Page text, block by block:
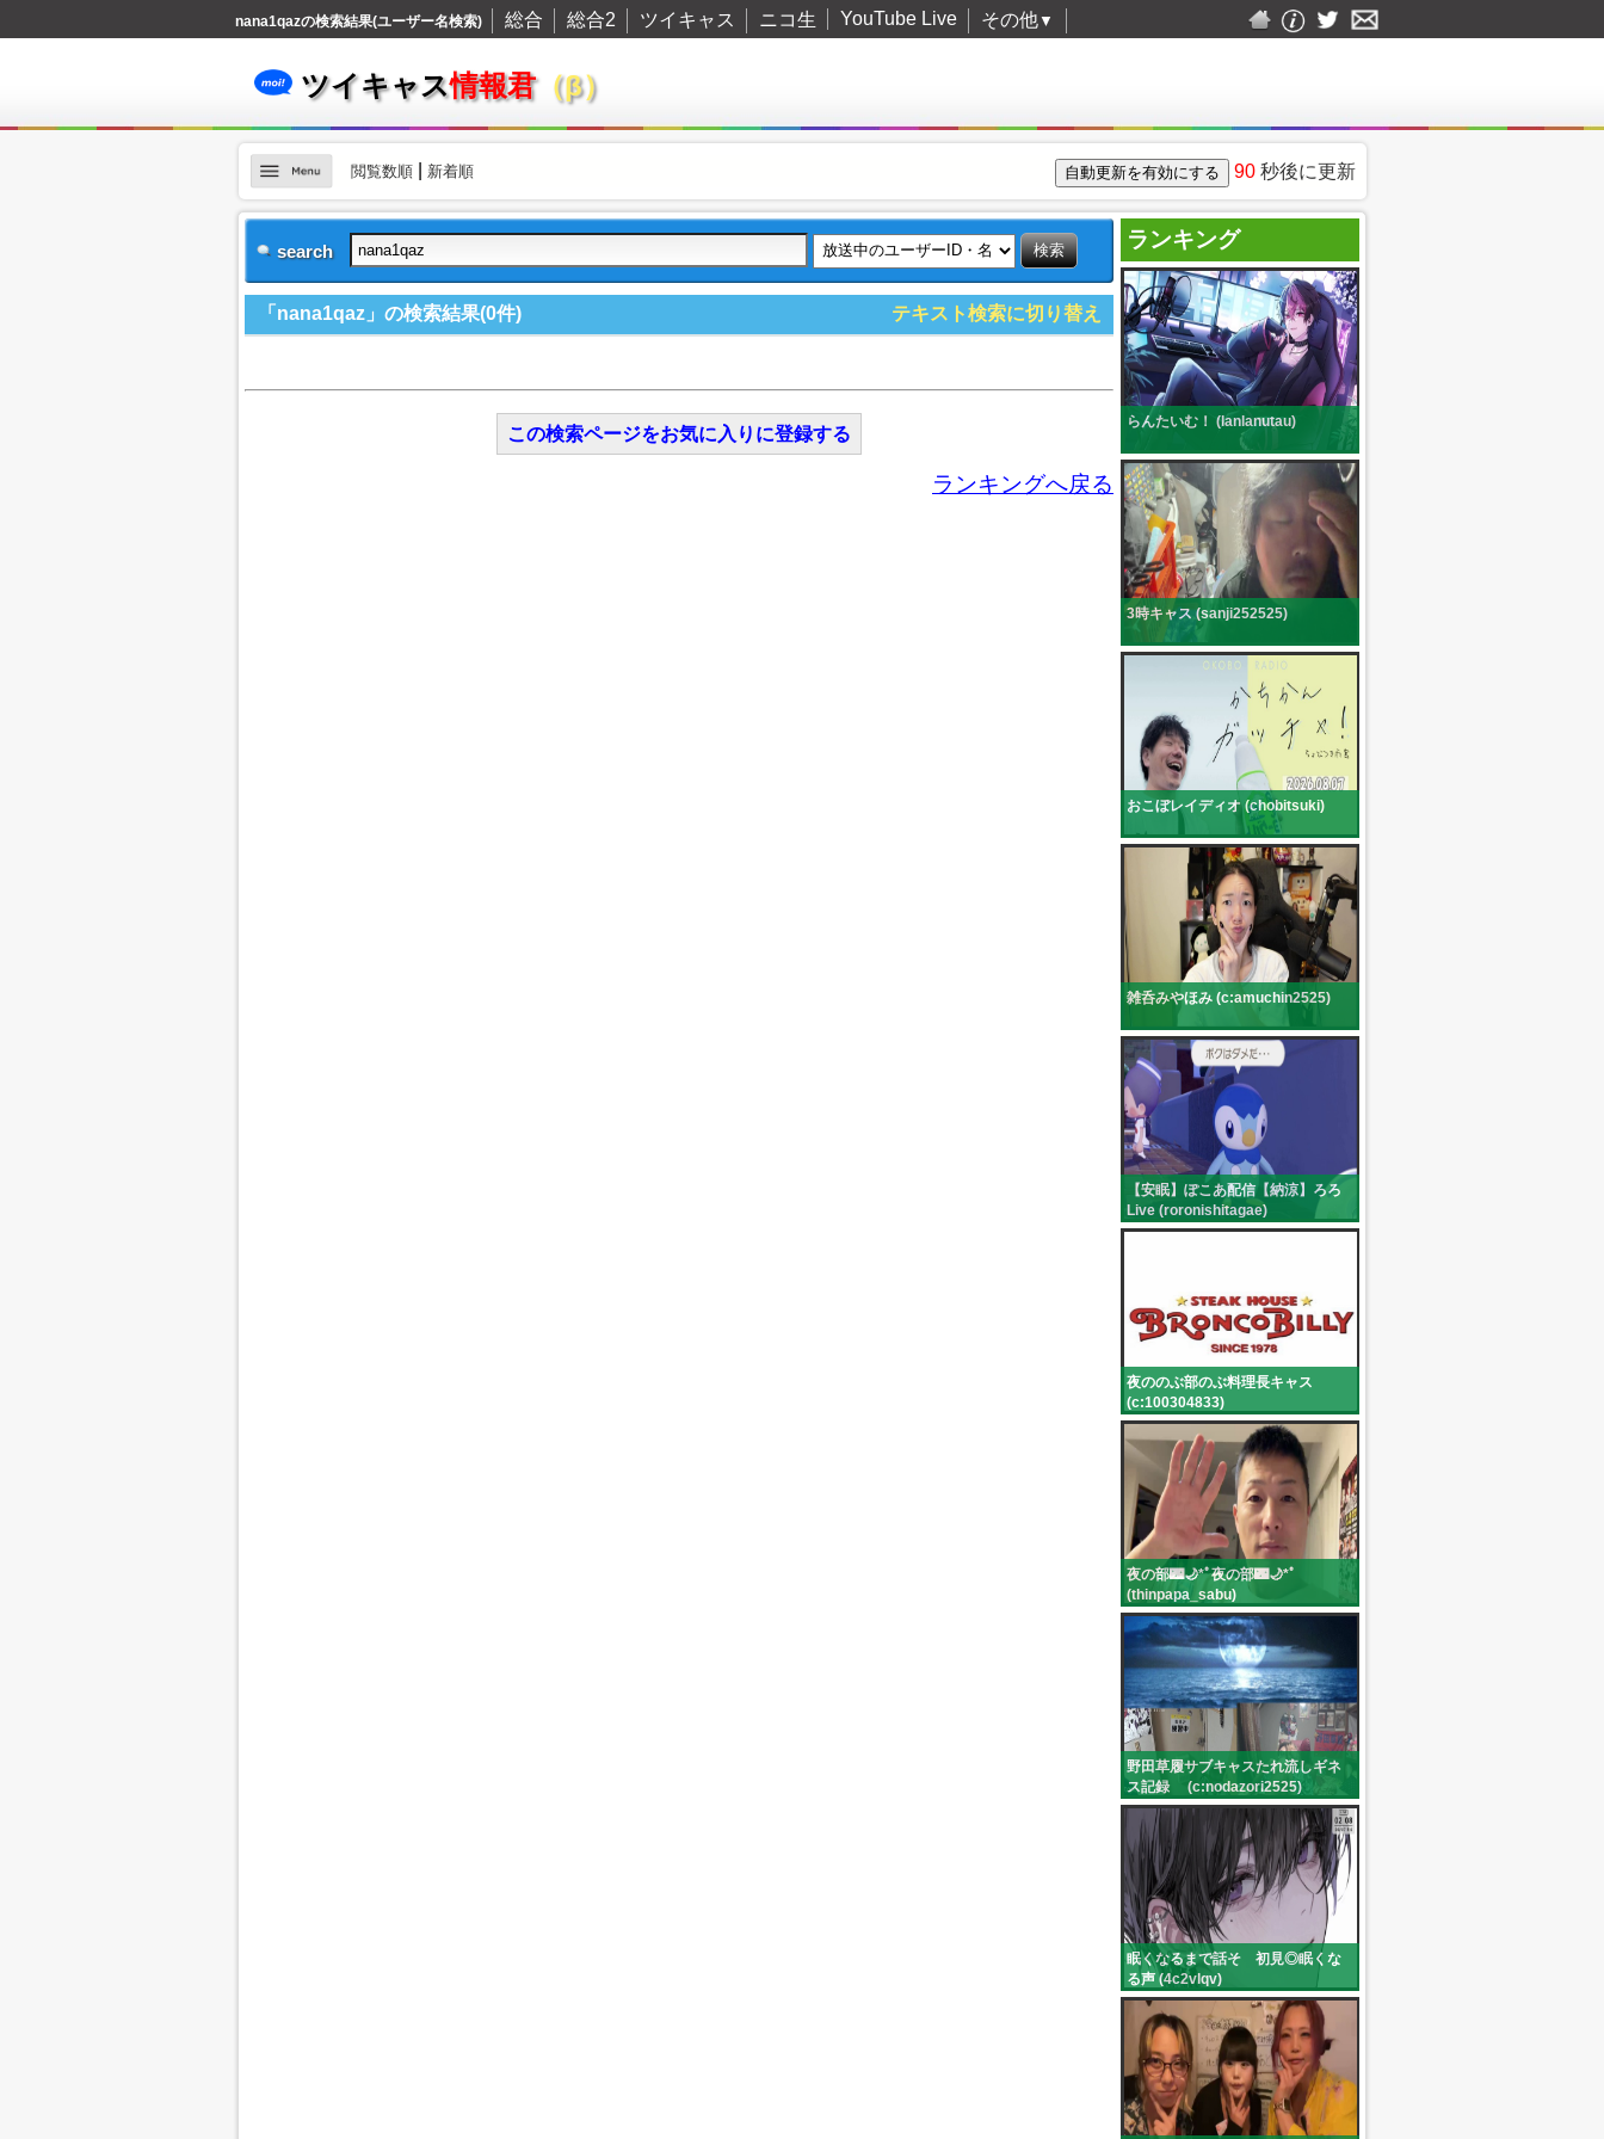
nana1qazの検索結果(ユーザー名検索) 総合 総合2 ツイキャス ニコ生 YouTube Live その他▼
ツイキャス情報君（β）
閲覧数順| 新着順 90秒後に更新
search
「nana1qaz」の検索結果(0件) テキスト検索に切り替え
この検索ページをお気に入りに登録する
ランキングへ戻る
ランキング
らんたいむ！ (lanlanutau)
3時キャス (sanji252525)
おこぼレイディオ (chobitsuki)
雑呑みやほみ (c:amuchin2525)
【安眠】ぽこあ配信【納涼】ろろ
Live (roronishitagae)
夜ののぶ部のぶ料理長キャス
(c:100304833)
夜の部🌃🌙*ﾟ夜の部🌃🌙*ﾟ
(thinpapa_sabu)
野田草履サブキャスたれ流しギネ
ス記録 (c:nodazori2525)
眠くなるまで話そ 初見◎眠くな
る声 (4c2vlqv)